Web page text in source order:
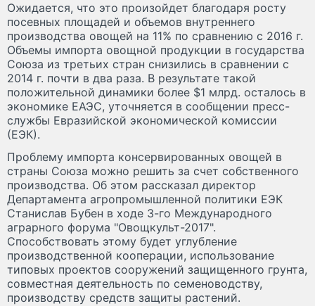
Ожидается, что это произойдет благодаря росту
посевных площадей и объемов внутреннего
производства овощей на 11% по сравнению с 2016 г.
Объемы импорта овощной продукции в государства
Союза из третьих стран снизились в сравнении с
2014 г. почти в два раза. В результате такой
положительной динамики более $1 млрд. осталось в
экономике ЕАЭС, уточняется в сообщении пресс-
службы Евразийской экономической комиссии
(ЕЭК).
Проблему импорта консервированных овощей в
страны Союза можно решить за счет собственного
производства. Об этом рассказал директор
Департамента агропромышленной политики ЕЭК
Станислав Бубен в ходе 3-го Международного
аграрного форума "Овощкульт-2017".
Способствовать этому будет углубление
производственной кооперации, использование
типовых проектов сооружений защищенного грунта,
совместная деятельность по семеноводству,
производству средств защиты растений.